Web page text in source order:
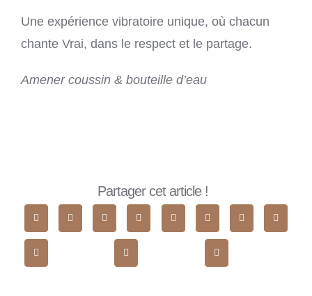
Une expérience vibratoire unique, où chacun
chante Vrai, dans le respect et le partage.
Amener coussin & bouteille d’eau
Partager cet article !